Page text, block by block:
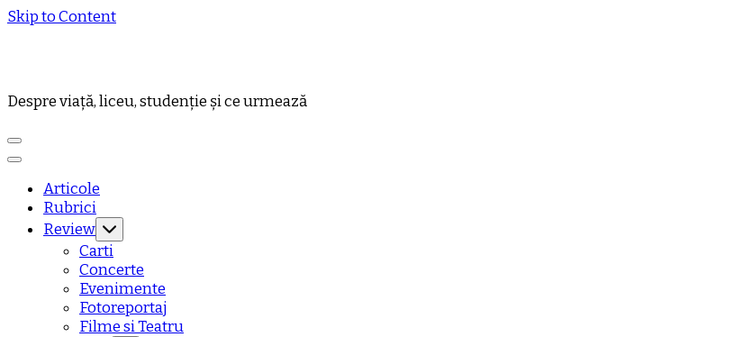
Skip to Content
Despre viață, liceu, studenție și ce urmează
Articole
Rubrici
Review
Carti
Concerte
Evenimente
Fotoreportaj
Filme si Teatru